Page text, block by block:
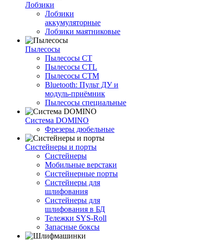
Лобзики
Лобзики
аккумуляторные
Лобзики маятниковые
Пылесосы
Пылесосы CT
Пылесосы CTL
Пылесосы CTM
Bluetooth: Пульт ДУ и
модуль-приёмник
Пылесосы специальные
Система DOMINO
Фрезеры дюбельные
Систейнеры и порты
Систейнеры
Мобильные верстаки
Систейнерные порты
Систейнеры для
шлифования
Систейнеры для
шлифования в БД
Тележки SYS-Roll
Запасные боксы